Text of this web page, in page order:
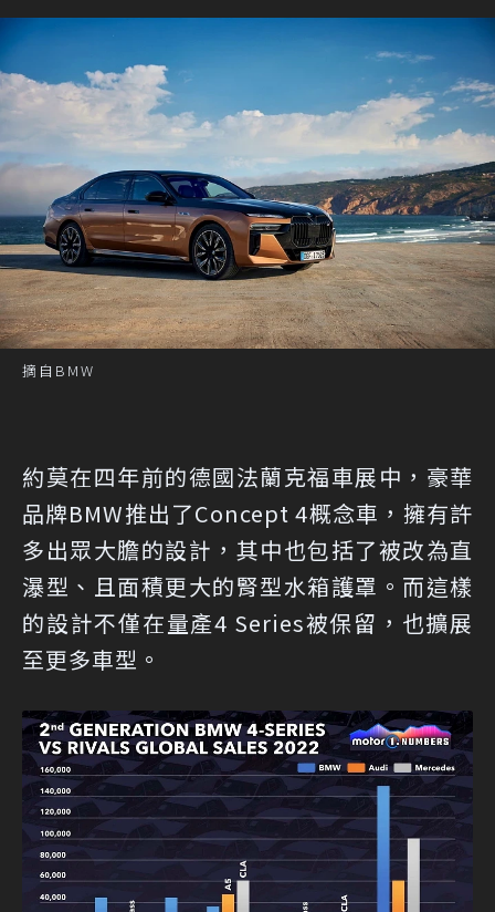
摘自BMW
約莫在四年前的德國法蘭克福車展中，豪華
品牌BMW推出了Concept 4概念車，擁有許
多出眾大膽的設計，其中也包括了被改為直
瀑型、且面積更大的腎型水箱護罩。而這樣
的設計不僅在量產4 Series被保留，也擴展
至更多車型。